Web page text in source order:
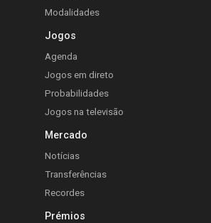
Modalidades
Jogos
Agenda
Jogos em direto
Probabilidades
Jogos na televisão
Mercado
Notícias
Transferências
Recordes
Prémios